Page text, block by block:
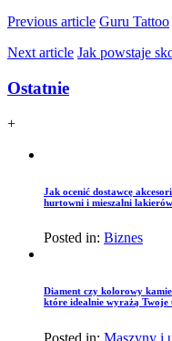
Previous article Guru Tattoo
Next article Jak powstaje
Ostatnie
+
Jak ocenić dostawcę
hurtowni i mieszalni lakierów
Posted in: Biznes
Diament czy kolorowy
które idealnie wyrażą Twoje